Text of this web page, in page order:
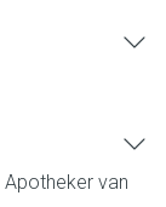
Apotheker van